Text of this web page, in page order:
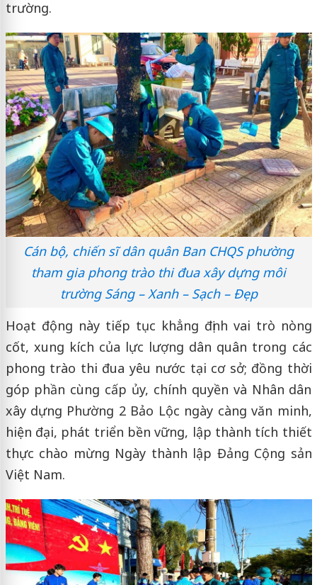
trường.
Cán bộ, chiến sĩ dân quân Ban CHQS phường
tham gia phong trào thi đua xây dựng môi
trường Sáng – Xanh – Sạch – Đẹp
Hoạt động này tiếp tục khẳng định vai trò nòng
cốt, xung kích của lực lượng dân quân trong các
phong trào thi đua yêu nước tại cơ sở; đồng thời
góp phần cùng cấp ủy, chính quyền và Nhân dân
xây dựng Phường 2 Bảo Lộc ngày càng văn minh,
hiện đại, phát triển bền vững, lập thành tích thiết
thực chào mừng Ngày thành lập Đảng Cộng sản
Việt Nam.